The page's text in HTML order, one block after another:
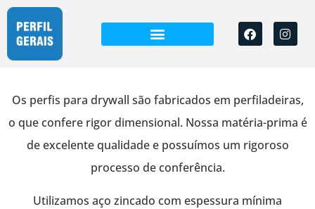
Os perfis para drywall são fabricados em perfiladeiras,
o que confere rigor dimensional. Nossa matéria-prima é
de excelente qualidade e possuímos um rigoroso
processo de conferência.
Utilizamos aço zincado com espessura mínima